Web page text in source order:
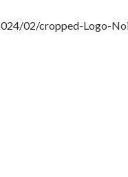
02/cropped-Logo-